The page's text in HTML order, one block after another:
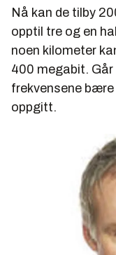
Nå kan de tilby
opptil tre og en
noen kilometer
400 megabit.
frekvensene
oppgitt.